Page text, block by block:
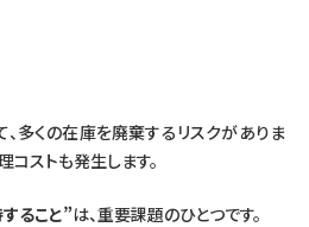
多くの在庫を廃棄するリスクがありま
コストも発生します。
ること”は、重要課題のひとつです。